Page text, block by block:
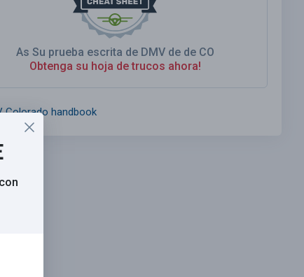
As Su prueba escrita de DMV de de CO
Obtenga su hoja de trucos ahora!
Colorado handbook